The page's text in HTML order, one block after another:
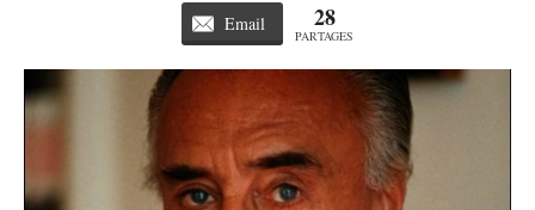
Email 28
PARTAGES